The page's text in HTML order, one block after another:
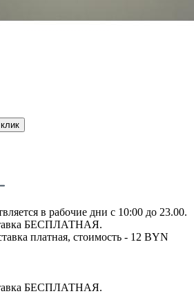
в рабочие дни с 10:00 до 23.00.
БЕСПЛАТНАЯ.
платная, стоимость - 12 BYN
БЕСПЛАТНАЯ.